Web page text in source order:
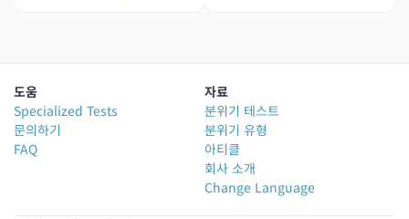
도움
Specialized Tests
문의하기
FAQ
자료
분위기 테스트
분위기 유형
아티클
회사 소개
Change Language